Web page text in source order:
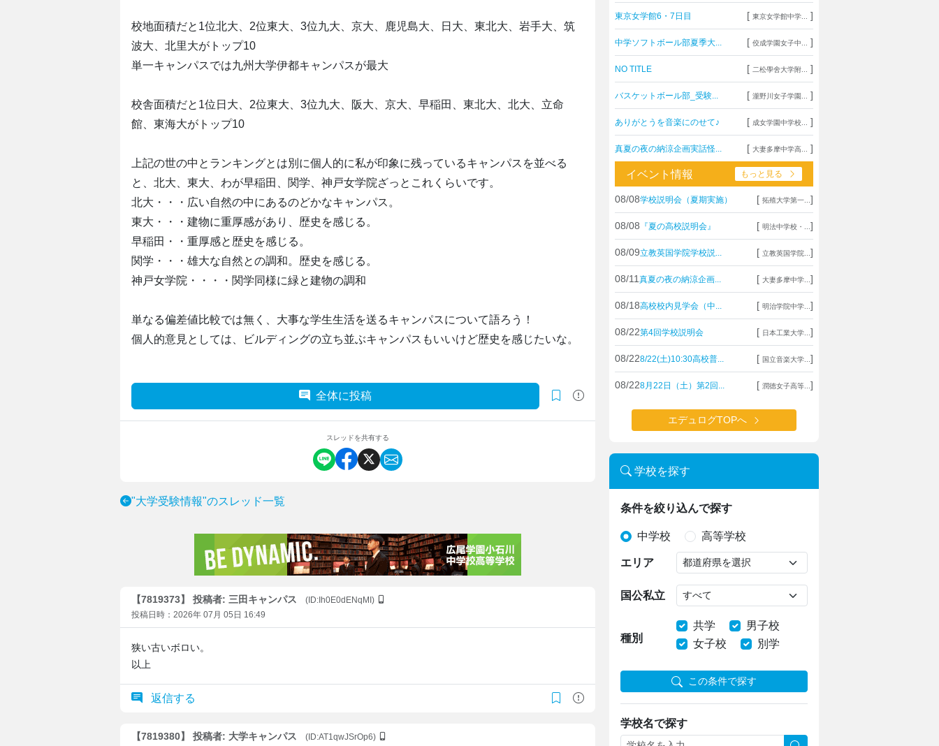
校地面積だと1位北大、2位東大、3位九大、京大、鹿児島大、日大、東北大、岩手大、筑
波大、北里大がトップ10
単一キャンパスでは九州大学伊都キャンパスが最大
校舎面積だと1位日大、2位東大、3位九大、阪大、京大、早稲田、東北大、北大、立命
館、東海大がトップ10
上記の世の中とランキングとは別に個人的に私が印象に残っているキャンパスを並べる
と、北大、東大、わが早稲田、関学、神戸女学院ざっとこれくらいです。
北大・・・広い自然の中にあるのどかなキャンパス。
東大・・・建物に重厚感があり、歴史を感じる。
早稲田・・重厚感と歴史を感じる。
関学・・・雄大な自然との調和。歴史を感じる。
神戸女学院・・・・関学同様に緑と建物の調和
単なる偏差値比較では無く、大事な学生生活を送るキャンパスについて語ろう！
個人的意見としては、ビルディングの立ち並ぶキャンパスもいいけど歴史を感じたいな。
全体に投稿
スレッドを共有する
"大学受験情報"のスレッド一覧
【7819373】 投稿者: 三田キャンパス
(ID:Ih0E0dENqMI)
投稿日時：2026年 07月 05日 16:49
狭い古いボロい。
以上
返信する
【7819380】 投稿者: 大学キャンパス
(ID:AT1qwJSrOp6)
東京女学館6・7日目 [ 東京女学館中学... ]
中学ソフトボール部夏季大... [ 佼成学園女子中... ]
NO TITLE [ 二松學舍大学附... ]
バスケットボール部_受験... [ 瀧野川女子学園... ]
ありがとうを音楽にのせて♪ [ 成女学園中学校... ]
真夏の夜の納涼企画実話怪... [ 大妻多摩中学高... ]
イベント情報 もっと見る
08/08学校説明会（夏期実施） [ 拓殖大学第一... ]
08/08 『夏の高校説明会』 [ 明法中学校・... ]
08/09立教英国学院学校説... [ 立教英国学院... ]
08/11 真夏の夜の納涼企画... [ 大妻多摩中学... ]
08/18高校校内見学会（中... [ 明治学院中学... ]
08/22第4回学校説明会 [ 日本工業大学... ]
08/228/22(土)10:30高校普... [ 国立音楽大学... ]
08/228月22日（土）第2回... [ 潤徳女子高等... ]
エデュログTOPへ
学校を探す
条件を絞り込んで探す
中学校 高等学校
エリア
国公私立
種別
共学
男子校
女子校
別学
この条件で探す
学校名で探す